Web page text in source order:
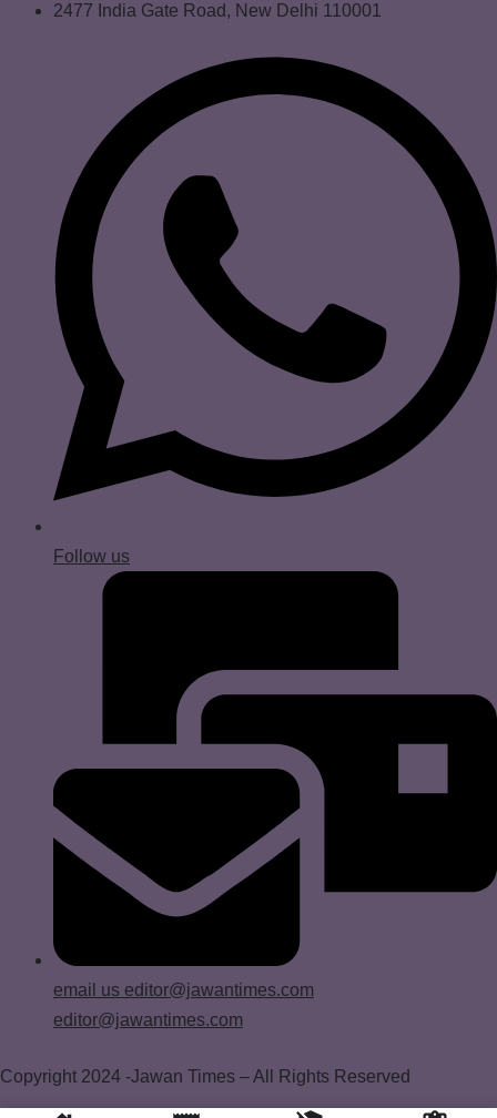
2477 India Gate Road, New Delhi 110001
Follow us
email us editor@jawantimes.com
editor@jawantimes.com
Copyright 2024 -Jawan Times – All Rights Reserved